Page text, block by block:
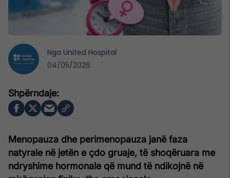
Menopauza dhe perimenopauza janë faza
natyrale në jetën e çdo gruaje, të shoqëruara me
ndryshime hormonale që mund të ndikojnë në
Nga United Hospital
04/05/2026